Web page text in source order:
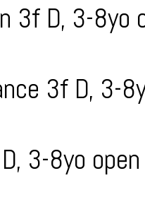
3f D, 3-
3f D, 3-
3-8yo